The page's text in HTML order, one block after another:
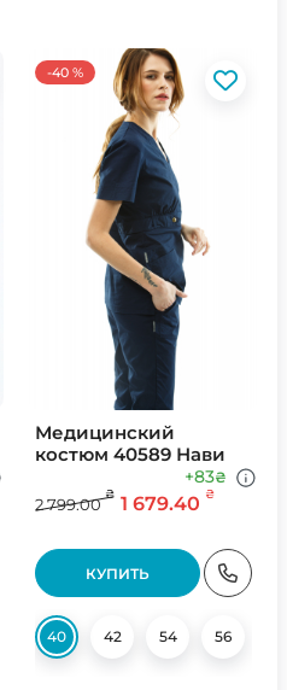
-40 %
Медицинский
костюм 40589 Нави
2 799.00
₴ 1 679.40 ₴
+83₴
КУПИТЬ
40 42 54 56